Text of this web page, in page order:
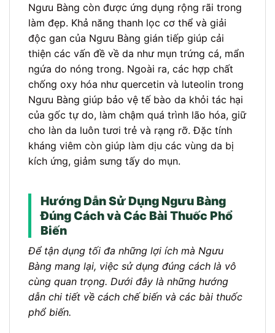
Ngưu Bàng còn được ứng dụng rộng rãi trong
làm đẹp. Khả năng thanh lọc cơ thể và giải
độc gan của Ngưu Bàng gián tiếp giúp cải
thiện các vấn đề về da như mụn trứng cá, mẩn
ngứa do nóng trong. Ngoài ra, các hợp chất
chống oxy hóa như quercetin và luteolin trong
Ngưu Bàng giúp bảo vệ tế bào da khỏi tác hại
của gốc tự do, làm chậm quá trình lão hóa, giữ
cho làn da luôn tươi trẻ và rạng rỡ. Đặc tính
kháng viêm còn giúp làm dịu các vùng da bị
kích ứng, giảm sưng tấy do mụn.
Hướng Dẫn Sử Dụng Ngưu Bàng
Đúng Cách và Các Bài Thuốc Phổ
Biến
Để tận dụng tối đa những lợi ích mà Ngưu
Bàng mang lại, việc sử dụng đúng cách là vô
cùng quan trọng. Dưới đây là những hướng
dẫn chi tiết về cách chế biến và các bài thuốc
phổ biến.